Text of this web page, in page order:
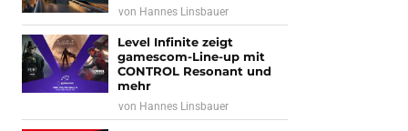
von Hannes Linsbauer
Level Infinite zeigt
gamescom-Line-up mit
CONTROL Resonant und
mehr
von Hannes Linsbauer